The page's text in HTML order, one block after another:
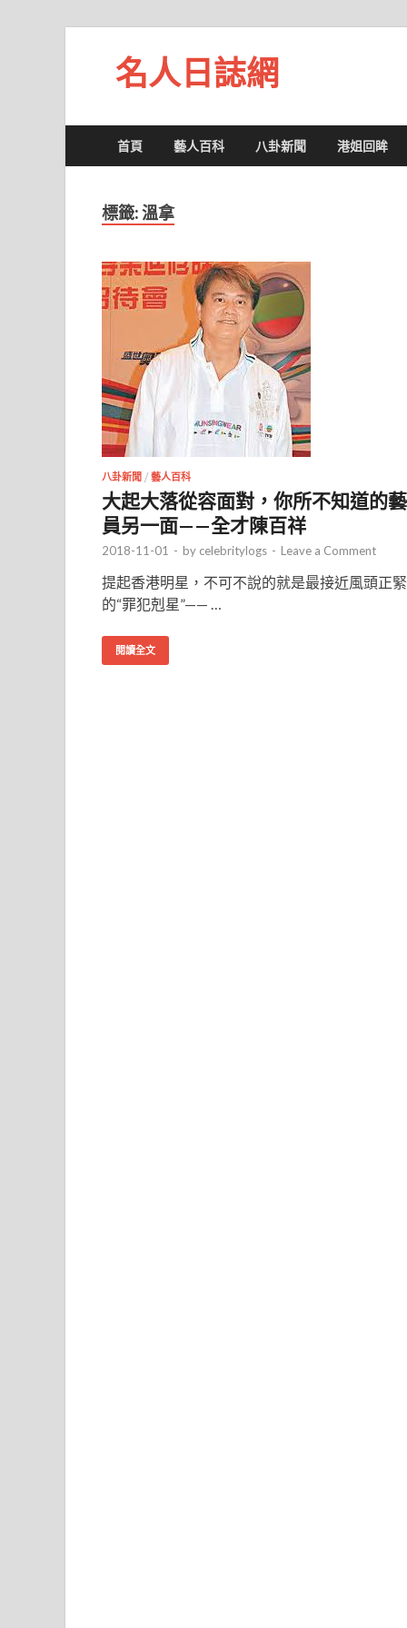
名人日誌網
首頁 藝人百科 八卦新聞 港姐回眸
標籤: 溫拿
八卦新聞 / 藝人百科
大起大落從容面對，你所不知道的藝
員另一面——全才陳百祥
2018-11-01 - by celebritylogs - Leave a Comment
提起香港明星，不可不說的就是最接近風頭正緊
的“罪犯剋星”—— …
閱讀全文